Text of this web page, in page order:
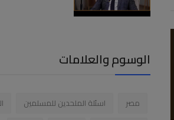
الوسوم والعلامات
مصر اسئلة الملحدين للمسلمين